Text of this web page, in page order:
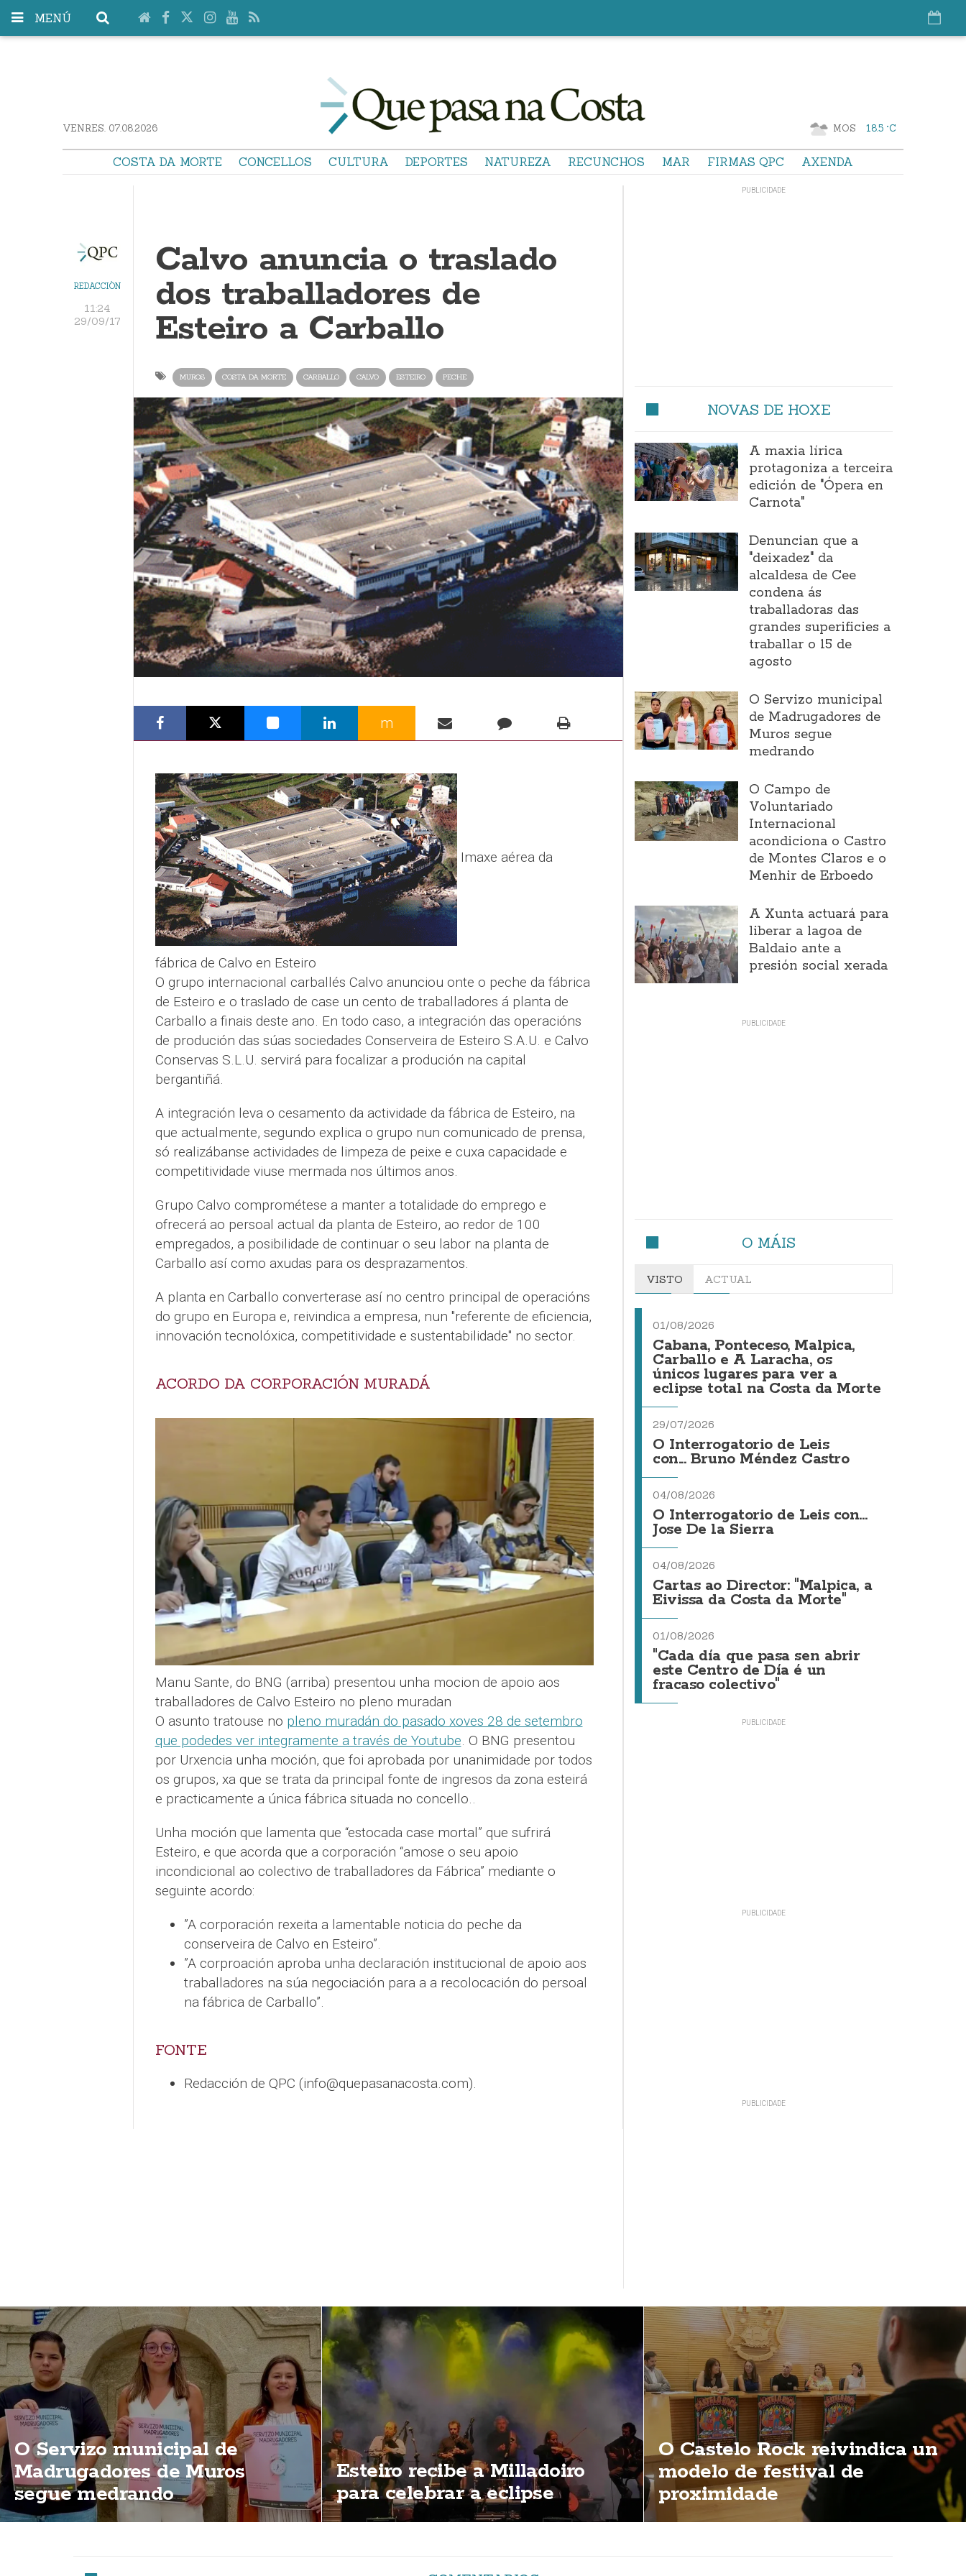
MENÚ
VENRES. 07.08.2026 MOS 18.5 °C
COSTA DA MORTE CONCELLOS CULTURA DEPORTES NATUREZA RECUNCHOS MAR FIRMAS QPC AXENDA
REDACCIÓN
11:24
29/09/17
Calvo anuncia o traslado
dos traballadores de
Esteiro a Carballo
MUROS COSTA DA MORTE CARBALLO CALVO ESTEIRO PECHE
m
Imaxe aérea da
fábrica de Calvo en Esteiro
O grupo internacional carballés Calvo anunciou onte o peche da fábrica
de Esteiro e o traslado de case un cento de traballadores á planta de
Carballo a finais deste ano. En todo caso, a integración das operacións
de produción das súas sociedades Conserveira de Esteiro S.A.U. e Calvo
Conservas S.L.U. servirá para focalizar a produción na capital
bergantiñá.
A integración leva o cesamento da actividade da fábrica de Esteiro, na
que actualmente, segundo explica o grupo nun comunicado de prensa,
só realizábanse actividades de limpeza de peixe e cuxa capacidade e
competitividade viuse mermada nos últimos anos.
Grupo Calvo comprométese a manter a totalidade do emprego e
ofrecerá ao persoal actual da planta de Esteiro, ao redor de 100
empregados, a posibilidade de continuar o seu labor na planta de
Carballo así como axudas para os desprazamentos.
A planta en Carballo converterase así no centro principal de operacións
do grupo en Europa e, reivindica a empresa, nun "referente de eficiencia,
innovación tecnolóxica, competitividade e sustentabilidade" no sector.
ACORDO DA CORPORACIÓN MURADÁ
Manu Sante, do BNG (arriba) presentou unha mocion de apoio aos
traballadores de Calvo Esteiro no pleno muradan
O asunto tratouse no pleno muradán do pasado xoves 28 de setembro
que podedes ver integramente a través de Youtube. O BNG presentou
por Urxencia unha moción, que foi aprobada por unanimidade por todos
os grupos, xa que se trata da principal fonte de ingresos da zona esteirá
e practicamente a única fábrica situada no concello..
Unha moción que lamenta que “estocada case mortal” que sufrirá
Esteiro, e que acorda que a corporación “amose o seu apoio
incondicional ao colectivo de traballadores da Fábrica” mediante o
seguinte acordo:
”A corporación rexeita a lamentable noticia do peche da
conserveira de Calvo en Esteiro”.
”A corproación aproba unha declaración institucional de apoio aos
traballadores na súa negociación para a a recolocación do persoal
na fábrica de Carballo”.
FONTE
Redacción de QPC (info@quepasanacosta.com).
NOVAS DE HOXE
A maxia lírica
protagoniza a terceira
edición de "Ópera en
Carnota"
Denuncian que a
"deixadez" da
alcaldesa de Cee
condena ás
traballadoras das
grandes superificies a
traballar o 15 de
agosto
O Servizo municipal
de Madrugadores de
Muros segue
medrando
O Campo de
Voluntariado
Internacional
acondiciona o Castro
de Montes Claros e o
Menhir de Erboedo
A Xunta actuará para
liberar a lagoa de
Baldaio ante a
presión social xerada
O MÁIS
VISTO ACTUAL
01/08/2026
Cabana, Ponteceso, Malpica,
Carballo e A Laracha, os
únicos lugares para ver a
eclipse total na Costa da Morte
29/07/2026
O Interrogatorio de Leis
con... Bruno Méndez Castro
04/08/2026
O Interrogatorio de Leis con...
Jose De la Sierra
04/08/2026
Cartas ao Director: "Malpica, a
Eivissa da Costa da Morte"
01/08/2026
"Cada día que pasa sen abrir
este Centro de Día é un
fracaso colectivo"
O Servizo municipal de
Madrugadores de Muros
segue medrando
Esteiro recibe a Milladoiro
para celebrar a eclipse
O Castelo Rock reivindica un
modelo de festival de
proximidade